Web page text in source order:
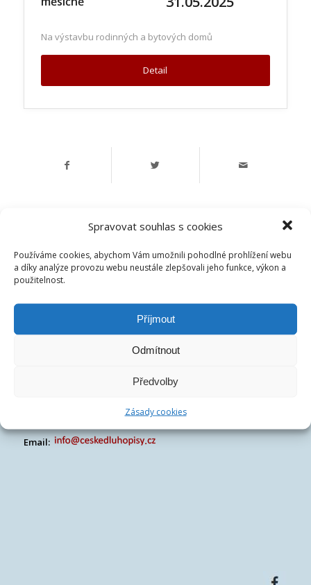
Spravovat souhlas s cookies
Používáme cookies, abychom Vám umožnili pohodlné prohlížení webu
a díky analýze provozu webu neustále zlepšovali jeho funkce, výkon a
použitelnost.
Příjmout
Odmítnout
Předvolby
Zásady cookies
Na výstavbu rodinných a bytových domů
Detail
+420 770 163 226
Email: